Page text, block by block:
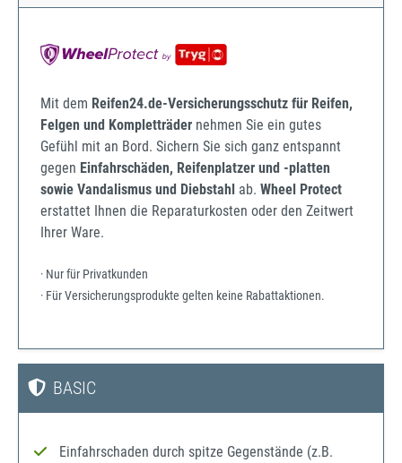
Mit dem Reifen24.de-Versicherungsschutz für Reifen,
Felgen und Kompletträder nehmen Sie ein gutes
Gefühl mit an Bord. Sichern Sie sich ganz entspannt
gegen Einfahrschäden, Reifenplatzer und -platten
sowie Vandalismus und Diebstahl ab. Wheel Protect
erstattet Ihnen die Reparaturkosten oder den Zeitwert
Ihrer Ware.
· Nur für Privatkunden
· Für Versicherungsprodukte gelten keine Rabattaktionen.
BASIC
Einfahrschaden durch spitze Gegenstände (z.B.